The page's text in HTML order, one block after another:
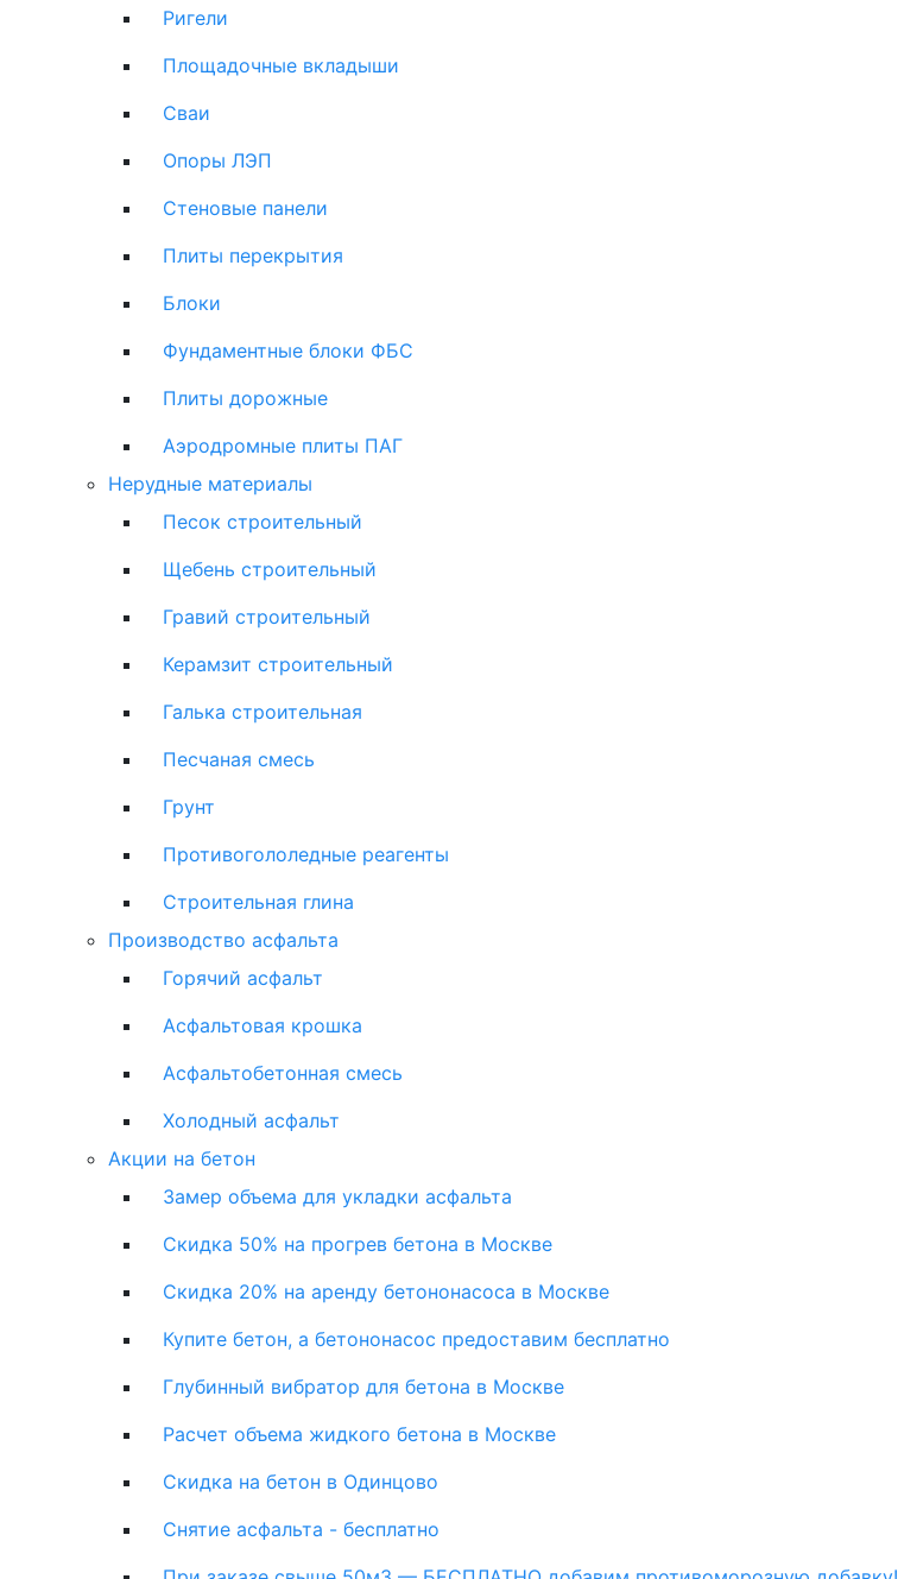
Ригели
Площадочные вкладыши
Сваи
Опоры ЛЭП
Стеновые панели
Плиты перекрытия
Блоки
Фундаментные блоки ФБС
Плиты дорожные
Аэродромные плиты ПАГ
Нерудные материалы
Песок строительный
Щебень строительный
Гравий строительный
Керамзит строительный
Галька строительная
Песчаная смесь
Грунт
Противогололедные реагенты
Строительная глина
Производство асфальта
Горячий асфальт
Асфальтовая крошка
Асфальтобетонная смесь
Холодный асфальт
Акции на бетон
Замер объема для укладки асфальта
Скидка 50% на прогрев бетона в Москве
Скидка 20% на аренду бетононасоса в Москве
Купите бетон, а бетононасос предоставим бесплатно
Глубинный вибратор для бетона в Москве
Расчет объема жидкого бетона в Москве
Скидка на бетон в Одинцово
Снятие асфальта - бесплатно